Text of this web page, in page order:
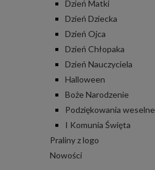
Dzień Matki
Dzień Dziecka
Dzień Ojca
Dzień Chłopaka
Dzień Nauczyciela
Halloween
Boże Narodzenie
Podziękowania weselne
I Komunia Święta
Praliny z logo
Nowości